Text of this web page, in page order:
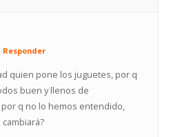
Responder
quien pone los juguetes, por q
buen y llenos de
q no lo hemos entendido,